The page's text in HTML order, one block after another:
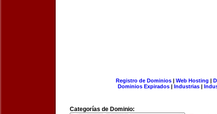
Registro de Dominios| Web Hosting |
Dominios Expirados | Industrias |
Categorías de Dominio: